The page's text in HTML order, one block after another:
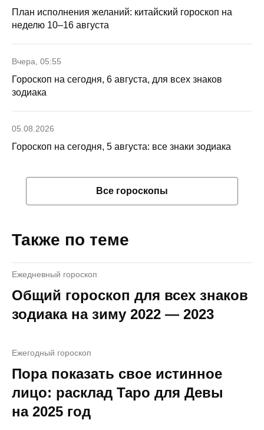
План исполнения желаний: китайский гороскоп на
неделю 10–16 августа
Вчера, 05:55
Гороскоп на сегодня, 6 августа, для всех знаков
зодиака
05.08.2026
Гороскоп на сегодня, 5 августа: все знаки зодиака
Все гороскопы
Также по теме
Ежедневный гороскоп
Общий гороскоп для всех знаков
зодиака на зиму 2022 — 2023
Ежегодный гороскоп
Пора показать свое истинное
лицо: расклад Таро для Девы
на 2025 год